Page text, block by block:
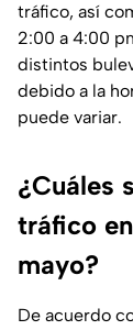
tráfico, así
2:00 a 4:00
distintos
debido a la
puede variar.
¿Cuáles
tráfico
mayo?
De acuerdo